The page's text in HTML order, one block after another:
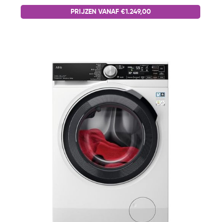
PRIJZEN VANAF €1.249,00